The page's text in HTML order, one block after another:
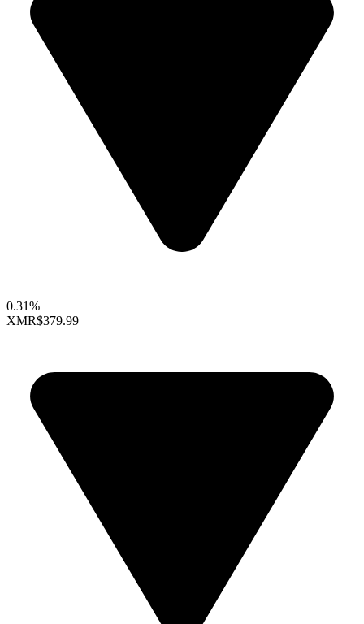
0.31%
XMR$379.99